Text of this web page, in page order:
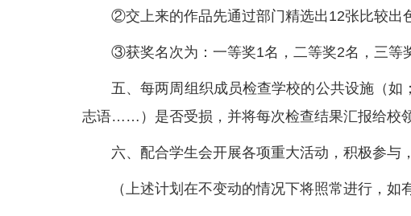
②交上来的作品先通过部门精选出12张比较出
③获奖名次为：一等奖1名，二等奖2名，三等
五、每两周组织成员检查学校的公共设施（
志语……）是否受损，并将每次检查结果汇报给校
六、配合学生会开展各项重大活动，积极参与
（上述计划在不变动的情况下将照常进行，如